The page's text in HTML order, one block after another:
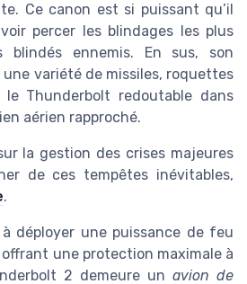
Ce canon est si puissant qu’il
percer les blindages les plus
blindés ennemis. En sus, son
variété de missiles, roquettes
Thunderbolt redoutable dans
aérien rapproché.
la gestion des crises majeures
de ces tempêtes inévitables,
.
déployer une puissance de feu
une protection maximale à
2 demeure un avion de